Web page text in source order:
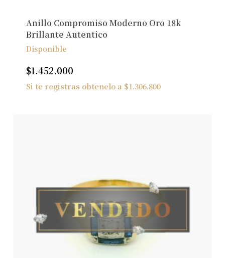
Anillo Compromiso Moderno Oro 18k
Brillante Autentico
Disponible
$1.452.000
Si te registras obtenelo a $1.306.800